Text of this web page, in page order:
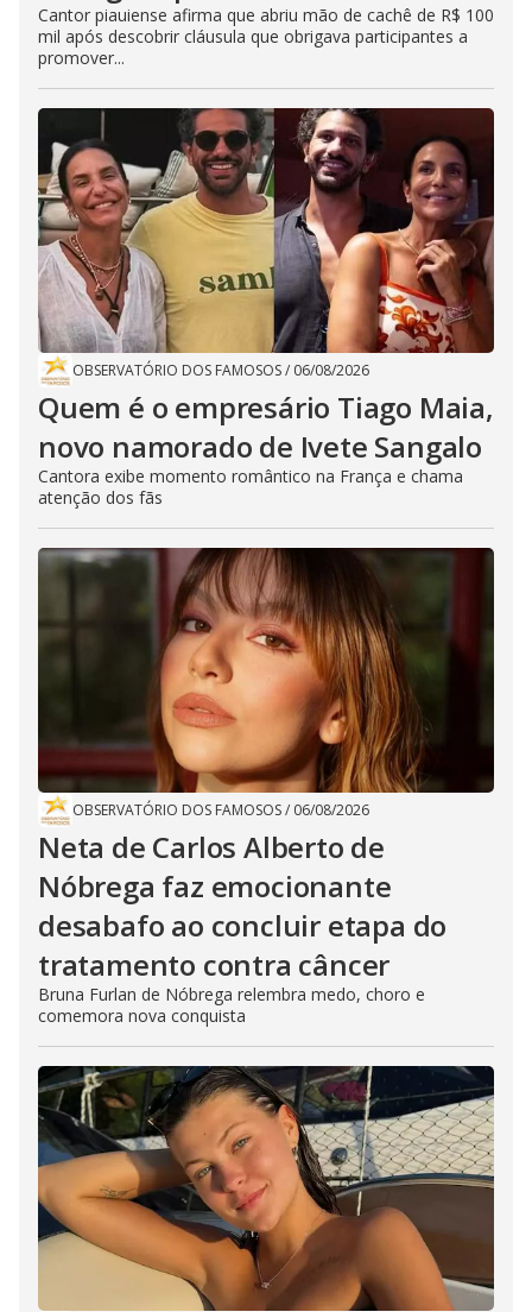
Cantor piauiense afirma que abriu mão de cachê de R$ 100
mil após descobrir cláusula que obrigava participantes a
promover...
OBSERVATÓRIO DOS FAMOSOS/ 06/08/2026
Quem é o empresário Tiago Maia,
novo namorado de Ivete Sangalo
Cantora exibe momento romântico na França e chama
atenção dos fãs
OBSERVATÓRIO DOS FAMOSOS/ 06/08/2026
Neta de Carlos Alberto de
Nóbrega faz emocionante
desabafo ao concluir etapa do
tratamento contra câncer
Bruna Furlan de Nóbrega relembra medo, choro e
comemora nova conquista